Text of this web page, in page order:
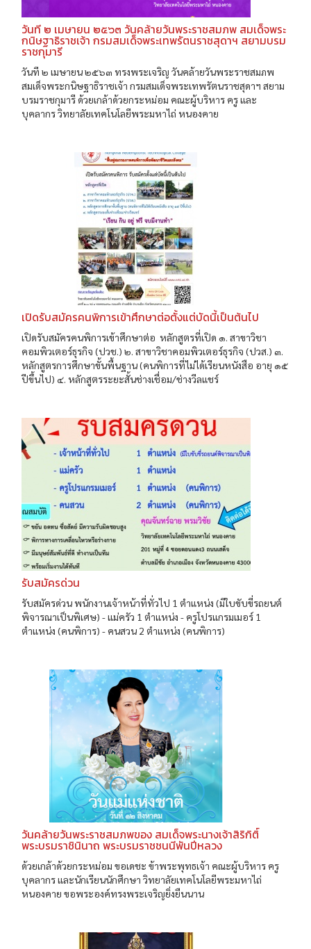
วันที ๒ เมษายน ๒๕๖๓ วันคล้ายวันพระราชสมภพ สมเด็จพระ
กนิษฐาธิราชเจ้า กรมสมเด็จพระเทพรัตนราชสุดาฯ สยามบรม
ราชกุมารี
วันที ๒ เมษายน ๒๕๖๓ ทรงพระเจริญ วันคล้ายวันพระราชสมภพ
สมเด็จพระกนิษฐาธิราชเจ้า กรมสมเด็จพระเทพรัตนราชสุดาฯ สยาม
บรมราชกุมารี ด้วยเกล้าด้วยกระหม่อม คณะผู้บริหาร ครู และ
บุคลากร วิทยาลัยเทคโนโลยีพระมหาไถ่ หนองคาย
เปิดรับสมัครคนพิการเข้าศึกษาต่อตั้งแต่บัดนี้เป็นต้นไป
เปิดรับสมัครคนพิการเข้าศึกษาต่อ หลักสูตรที่เปิด ๑. สาขาวิชา
คอมพิวเตอร์ธุรกิจ (ปวช.) ๒. สาขาวิชาคอมพิวเตอร์ธุรกิจ (ปวส.) ๓.
หลักสูตรการศึกษาขั้นพื้นฐาน (คนพิการที่ไม่ได้เรียนหนังสือ อายุ ๑๕
ปีขึ้นไป) ๔. หลักสูตรระยะสั้นช่างเชื่อม/ช่างวีลแชร์
รับสมัครด่วน
รับสมัครด่วน พนักงานเจ้าหน้าที่ทั่วไป 1 ตำแหน่ง (มีใบขับขี่รถยนต์
พิจารณาเป็นพิเศษ) - แม่ครัว 1 ตำแหน่ง - ครูโปรแกรมเมอร์ 1
ตำแหน่ง (คนพิการ) - คนสวน 2 ตำแหน่ง (คนพิการ)
วันคล้ายวันพระราชสมภพของ สมเด็จพระนางเจ้าสิริกิติ์
พระบรมราชินินาถ พระบรมราชชนนีพันปีหลวง
ด้วยเกล้าด้วยกระหม่อม ขอเดชะ ข้าพระพุทธเจ้า คณะผู้บริหาร ครู
บุคลากร และนักเรียนนักศึกษา วิทยาลัยเทคโนโลยีพระมหาไถ่
หนองคาย ขอพระองค์ทรงพระเจริญยิ่งยืนนาน